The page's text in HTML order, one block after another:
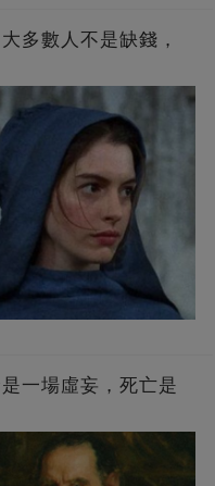
多數人不是缺錢，
一場虛妄，死亡是